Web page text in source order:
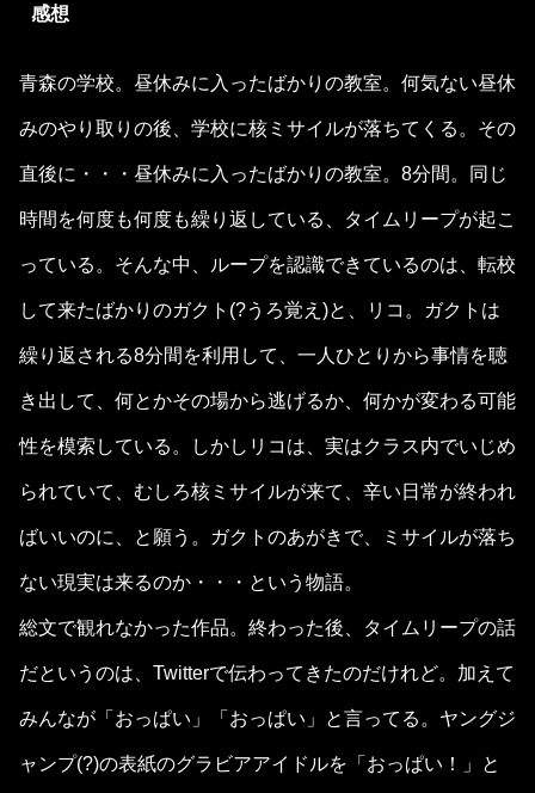
感想
青森の学校。昼休みに入ったばかりの教室。何気ない昼休
みのやり取りの後、学校に核ミサイルが落ちてくる。その
直後に・・・昼休みに入ったばかりの教室。8分間。同じ
時間を何度も何度も繰り返している、タイムリープが起こ
っている。そんな中、ループを認識できているのは、転校
して来たばかりのガクト(?うろ覚え)と、リコ。ガクトは
繰り返される8分間を利用して、一人ひとりから事情を聴
き出して、何とかその場から逃げるか、何かが変わる可能
性を模索している。しかしリコは、実はクラス内でいじめ
られていて、むしろ核ミサイルが来て、辛い日常が終われ
ばいいのに、と願う。ガクトのあがきで、ミサイルが落ち
ない現実は来るのか・・・という物語。
総文で観れなかった作品。終わった後、タイムリープの話
だというのは、Twitterで伝わってきたのだけれど。加えて
みんなが「おっぱい」「おっぱい」と言ってる。ヤングジ
ャンプ(?)の表紙のグラビアアイドルを「おっぱい！」と